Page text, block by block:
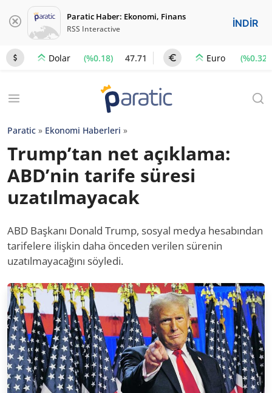
Paratic Haber: Ekonomi, Finans
RSS Interactive İNDİR
Dolar (%0.18) 47.71 Euro (%0.32)
Paratic » Ekonomi Haberleri »
Trump’tan net açıklama:
ABD’nin tarife süresi
uzatılmayacak
ABD Başkanı Donald Trump, sosyal medya hesabından
tarifelere ilişkin daha önceden verilen sürenin
uzatılmayacağını söyledi.